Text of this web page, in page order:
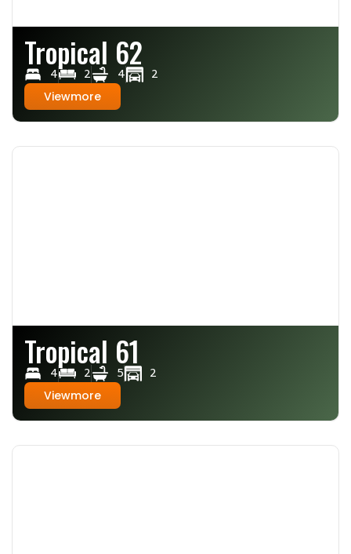
Tropical 62
4 2 4 2
Viewmore
Tropical 61
4 2 5 2
Viewmore